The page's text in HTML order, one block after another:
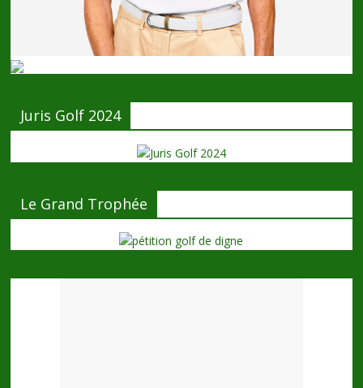
Juris Golf 2024
Le Grand Trophée